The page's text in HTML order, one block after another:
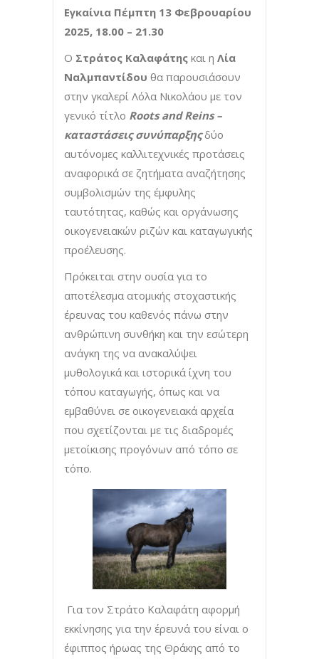
Εγκαίνια Πέμπτη 13 Φεβρουαρίου
2025, 18.00 – 21.30
Ο Στράτος Καλαφάτης και η Λία
Ναλμπαντίδου θα παρουσιάσουν
στην γκαλερί Λόλα Νικολάου με τον
γενικό τίτλο Roots and Reins–
καταστάσεις συνύπαρξηςδύο
αυτόνομες καλλιτεχνικές προτάσεις
αναφορικά σε ζητήματα αναζήτησης
συμβολισμών της έμφυλης
ταυτότητας, καθώς και οργάνωσης
οικογενειακών ριζών και καταγωγικής
προέλευσης.
Πρόκειται στην ουσία για το
αποτέλεσμα ατομικής στοχαστικής
έρευνας του καθενός πάνω στην
ανθρώπινη συνθήκη και την εσώτερη
ανάγκη της να ανακαλύψει
μυθολογικά και ιστορικά ίχνη του
τόπου καταγωγής, όπως και να
εμβαθύνει σε οικογενειακά αρχεία
που σχετίζονται με τις διαδρομές
μετοίκισης προγόνων από τόπο σε
τόπο.
Για τον Στράτο Καλαφάτη αφορμή
εκκίνησης για την έρευνά του είναι ο
έφιππος ήρωας της Θράκης από το